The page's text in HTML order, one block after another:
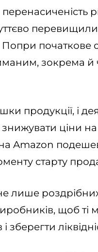
початкове
зокрема й
продукції, і
ціни на
Amazon
старту
лише
щоб ті
зберегти